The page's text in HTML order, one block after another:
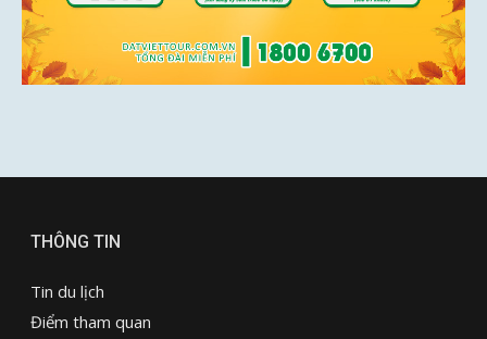
THÔNG TIN
Tin du lịch
Điểm tham quan